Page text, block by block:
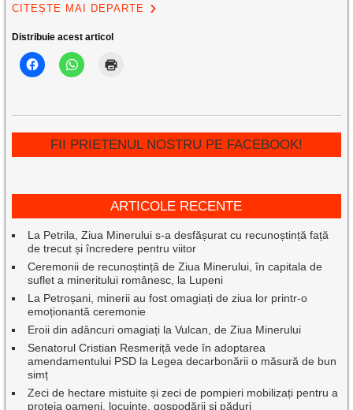
CITEȘTE MAI DEPARTE
Distribuie acest articol
FII PRIETENUL NOSTRU PE FACEBOOK!
ARTICOLE RECENTE
La Petrila, Ziua Minerului s-a desfășurat cu recunoștință față
de trecut și încredere pentru viitor
Ceremonii de recunoștință de Ziua Minerului, în capitala de
suflet a mineritului românesc, la Lupeni
La Petroșani, minerii au fost omagiați de ziua lor printr-o
emoționantă ceremonie
Eroii din adâncuri omagiați la Vulcan, de Ziua Minerului
Senatorul Cristian Resmeriță vede în adoptarea
amendamentului PSD la Legea decarbonării o măsură de bun
simț
Zeci de hectare mistuite și zeci de pompieri mobilizați pentru a
proteja oameni, locuințe, gospodării și păduri